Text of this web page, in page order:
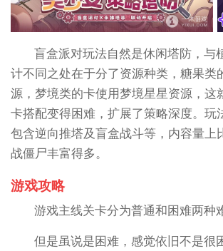
盲盒派对玩法自然是休闲塔防，与
计不同之处在于分了资源种类，糖果类
源，梦境类的卡使用梦境星星资源，这
卡搭配变得困难，扩展了策略深度。玩
包含逆向推塔及盲盒战斗等，内容量上
战僵尸丰富得多。
游戏攻略
游戏主线关卡分为普通和困难两种
但是虽说是困难，感觉依旧不是很